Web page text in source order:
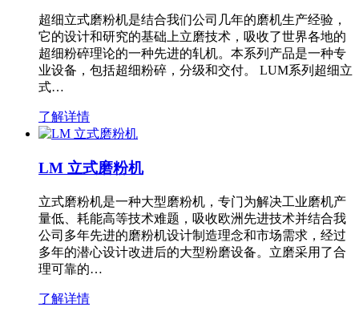
超细立式磨粉机是结合我们公司几年的磨机生产经验，
它的设计和研究的基础上立磨技术，吸收了世界各地的
超细粉碎理论的一种先进的轧机。本系列产品是一种专
业设备，包括超细粉碎，分级和交付。 LUM系列超细立
式…
了解详情
LM 立式磨粉机
立式磨粉机是一种大型磨粉机，专门为解决工业磨机产
量低、耗能高等技术难题，吸收欧洲先进技术并结合我
公司多年先进的磨粉机设计制造理念和市场需求，经过
多年的潜心设计改进后的大型粉磨设备。立磨采用了合
理可靠的…
了解详情